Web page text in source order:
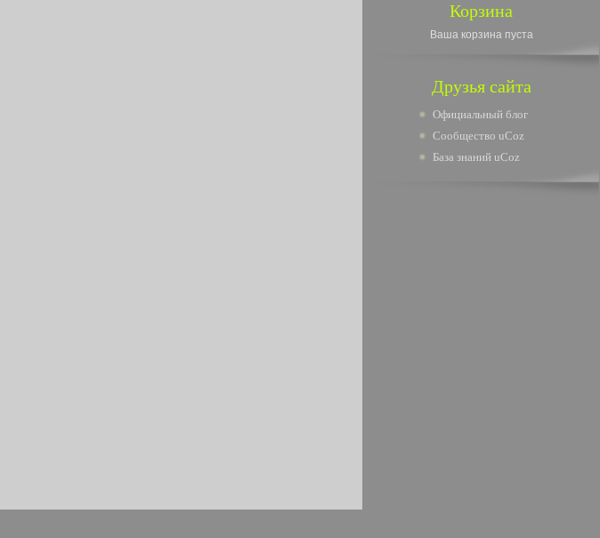
Корзина
Ваша корзина пуста
Друзья сайта
Официальный блог
Сообщество uCoz
База знаний uCoz